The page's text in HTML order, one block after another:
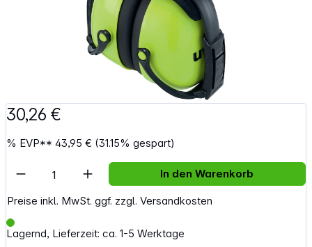
30,26 €
% EVP**43,95 € (31.15% gespart)
Preise inkl. MwSt. ggf. zzgl. Versandkosten
Lagernd, Lieferzeit: ca. 1-5 Werktage
Artikel Anzahl: Gib den gewünschten
In den Warenkorb